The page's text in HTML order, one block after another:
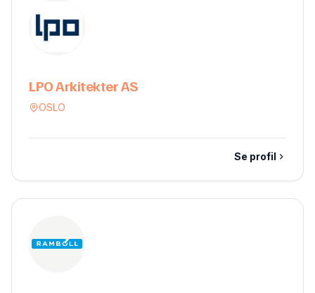
LPO Arkitekter AS
OSLO
Se profil